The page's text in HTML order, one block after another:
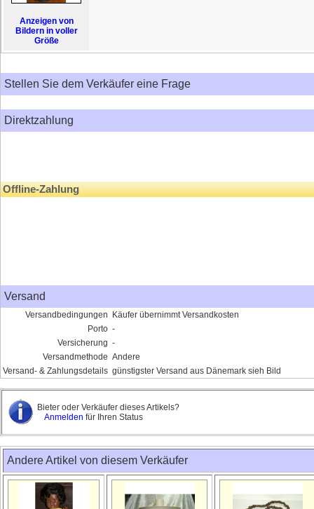
Anzeigen von
Bildern in voller
Größe
Stellen Sie dem Verkäufer eine Frage
Direktzahlung
Offline-Zahlung
Versand
Versandbedingungen
Käufer übernimmt Versandkosten
Porto -
Versicherung -
Versandmethode Andere
Versand- & Zahlungsdetails günstigster Versand aus Dänemark sieh Bild
Bieter oder Verkäufer dieses Artikels?
Anmelden für Ihren Status
Andere Artikel von diesem Verkäufer